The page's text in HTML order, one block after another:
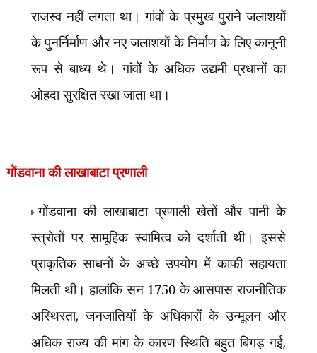
राजस्व नहीं लगता था। गांवों के प्रमुख पुराने जलाशयों
के पुनर्निर्माण और नए जलाशयों के निर्माण के लिए कानूनी
रूप से बाध्य थे। गांवों के अधिक उद्यमी प्रधानों का
ओहदा सुरक्षित रखा जाता था।
गोंडवाना की लाखाबाटा प्रणाली
गोंडवाना की लाखाबाटा प्रणाली खेतों और पानी के
स्त्रोतों पर सामूहिक स्वामित्व को दर्शाती थी। इससे
प्राकृतिक साधनों के अच्छे उपयोग में काफी सहायता
मिलती थी। हालांकि सन 1750 के आसपास राजनीतिक
अस्थिरता,जनजातियों के अधिकारों के उन्मूलन और
अधिक राज्य की मांग के कारण स्थिति बहुत बिगड़ गई,